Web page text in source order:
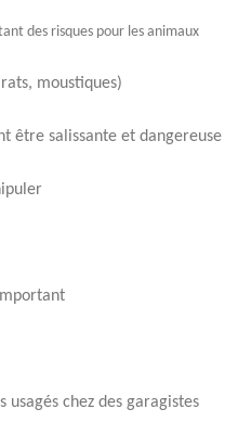
des risques pour les animaux
moustiques)
être salissante et dangereuse
chez des garagistes